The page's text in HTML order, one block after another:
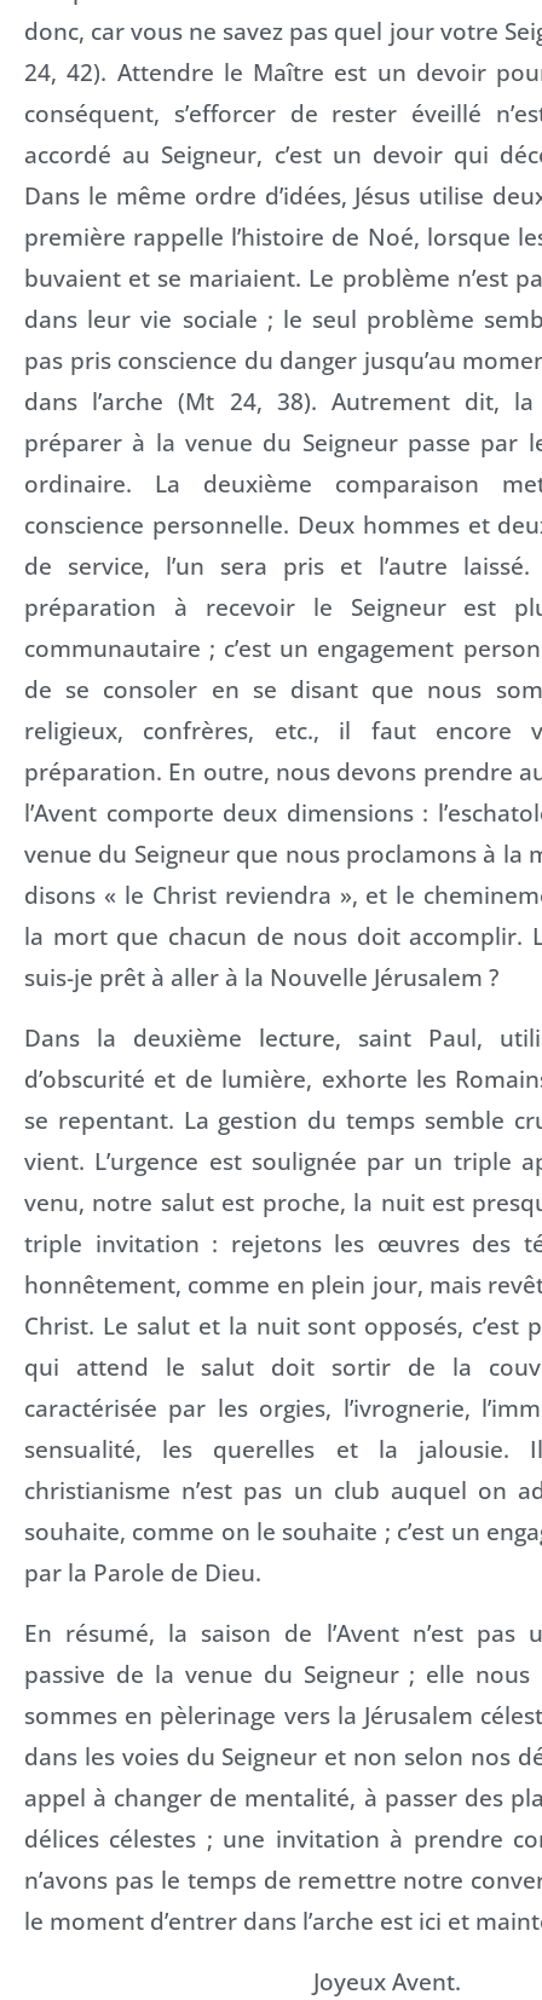
donc, car vous ne savez pas quel jour votre
24, 42). Attendre le Maître est un devoir
conséquent, s’efforcer de rester éveillé
accordé au Seigneur, c’est un devoir qui
Dans le même ordre d’idées, Jésus utilise
première rappelle l’histoire de Noé, lorsque
buvaient et se mariaient. Le problème n’est
dans leur vie sociale ; le seul problème
pas pris conscience du danger jusqu’au
dans l’arche (Mt 24, 38). Autrement dit,
préparer à la venue du Seigneur passe par
ordinaire. La deuxième comparaison
conscience personnelle. Deux hommes et
de service, l’un sera pris et l’autre
préparation à recevoir le Seigneur est
communautaire ; c’est un engagement
de se consoler en se disant que nous
religieux, confrères, etc., il faut encore
préparation. En outre, nous devons prendre
l’Avent comporte deux dimensions :
venue du Seigneur que nous proclamons à la
disons « le Christ reviendra », et le
la mort que chacun de nous doit accomplir.
suis-je prêt à aller à la Nouvelle Jérusalem ?
Dans la deuxième lecture, saint Paul,
d’obscurité et de lumière, exhorte les
se repentant. La gestion du temps semble
vient. L’urgence est soulignée par un triple
venu, notre salut est proche, la nuit est
triple invitation : rejetons les œuvres des
honnêtement, comme en plein jour, mais
Christ. Le salut et la nuit sont opposés, c’est
qui attend le salut doit sortir de la
caractérisée par les orgies, l’ivrognerie,
sensualité, les querelles et la jalousie.
christianisme n’est pas un club auquel on
souhaite, comme on le souhaite ; c’est un
par la Parole de Dieu.
En résumé, la saison de l’Avent n’est pas
passive de la venue du Seigneur ; elle
sommes en pèlerinage vers la Jérusalem
dans les voies du Seigneur et non selon nos
appel à changer de mentalité, à passer des
délices célestes ; une invitation à prendre
n’avons pas le temps de remettre notre
le moment d’entrer dans l’arche est ici et
Joyeux Avent.